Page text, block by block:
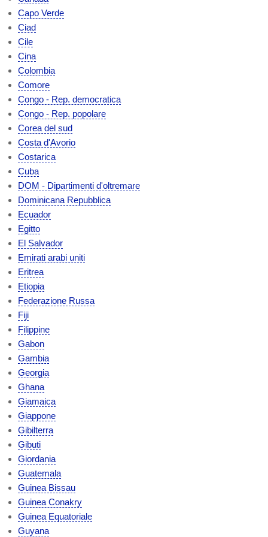
Capo Verde
Ciad
Cile
Cina
Colombia
Comore
Congo - Rep. democratica
Congo - Rep. popolare
Corea del sud
Costa d'Avorio
Costarica
Cuba
DOM - Dipartimenti d'oltremare
Dominicana Repubblica
Ecuador
Egitto
El Salvador
Emirati arabi uniti
Eritrea
Etiopia
Federazione Russa
Fiji
Filippine
Gabon
Gambia
Georgia
Ghana
Giamaica
Giappone
Gibilterra
Gibuti
Giordania
Guatemala
Guinea Bissau
Guinea Conakry
Guinea Equatoriale
Guyana